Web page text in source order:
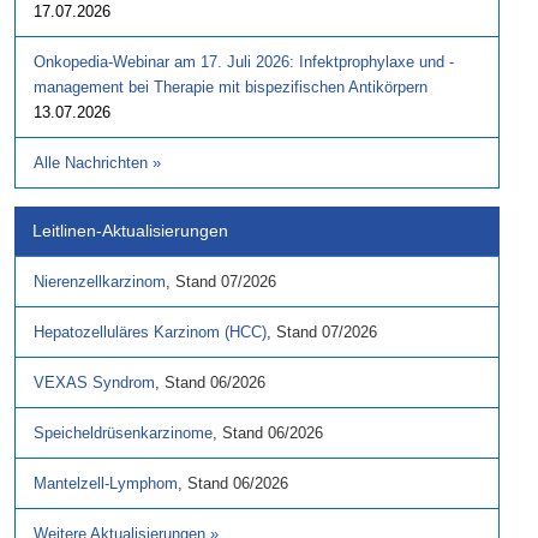
17.07.2026
Onkopedia-Webinar am 17. Juli 2026: Infektprophylaxe und -
management bei Therapie mit bispezifischen Antikörpern
13.07.2026
Alle Nachrichten »
Leitlinen-Aktualisierungen
Nierenzellkarzinom, Stand 07/2026
Hepatozelluläres Karzinom (HCC), Stand 07/2026
VEXAS Syndrom, Stand 06/2026
Speicheldrüsenkarzinome, Stand 06/2026
Mantelzell-Lymphom, Stand 06/2026
Weitere Aktualisierungen »